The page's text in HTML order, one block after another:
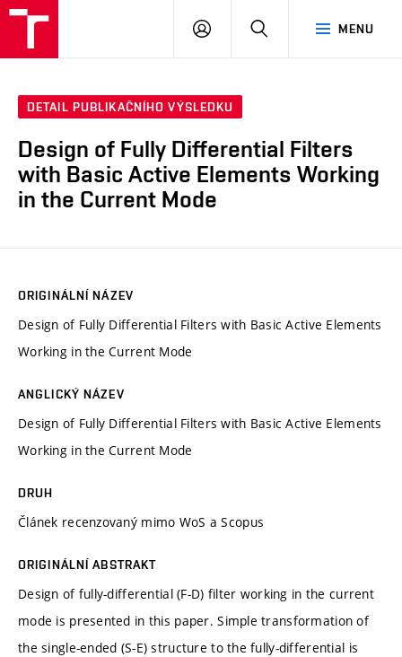
MENU
PŘIHLÁSIT
DETAIL PUBLIKAČNÍHO VÝSLEDKU
Design of Fully Differential Filters
with Basic Active Elements Working
in the Current Mode
ORIGINÁLNÍ NÁZEV
Design of Fully Differential Filters with Basic Active Elements
Working in the Current Mode
ANGLICKÝ NÁZEV
Design of Fully Differential Filters with Basic Active Elements
Working in the Current Mode
DRUH
Článek recenzovaný mimo WoS a Scopus
ORIGINÁLNÍ ABSTRAKT
Design of fully-differential (F-D) filter working in the current
mode is presented in this paper. Simple transformation of
the single-ended (S-E) structure to the fully-differential is